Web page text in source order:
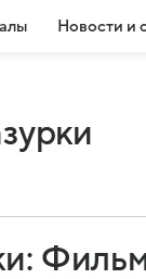
Новости и